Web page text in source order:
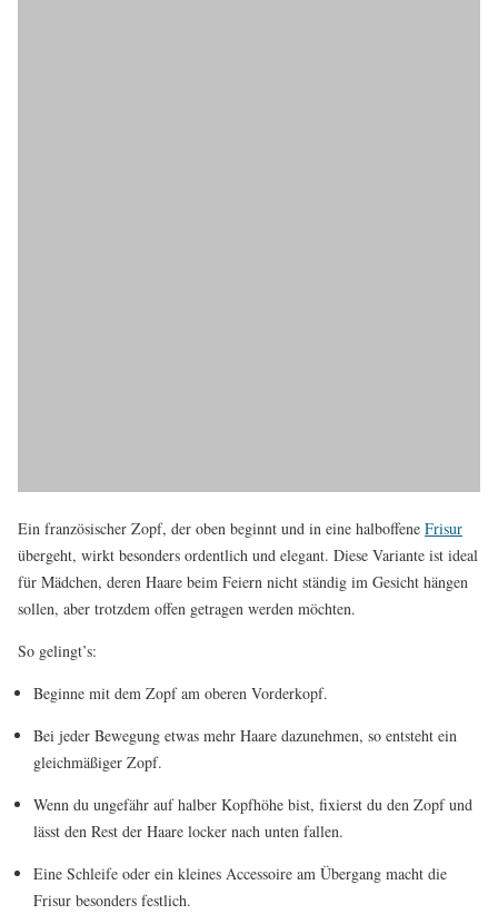
Ein französischer Zopf, der oben beginnt und in eine halboffene Frisur
übergeht, wirkt besonders ordentlich und elegant. Diese Variante ist ideal
für Mädchen, deren Haare beim Feiern nicht ständig im Gesicht hängen
sollen, aber trotzdem offen getragen werden möchten.
So gelingt’s:
Beginne mit dem Zopf am oberen Vorderkopf.
Bei jeder Bewegung etwas mehr Haare dazunehmen, so entsteht ein
gleichmäßiger Zopf.
Wenn du ungefähr auf halber Kopfhöhe bist, fixierst du den Zopf und
lässt den Rest der Haare locker nach unten fallen.
Eine Schleife oder ein kleines Accessoire am Übergang macht die
Frisur besonders festlich.